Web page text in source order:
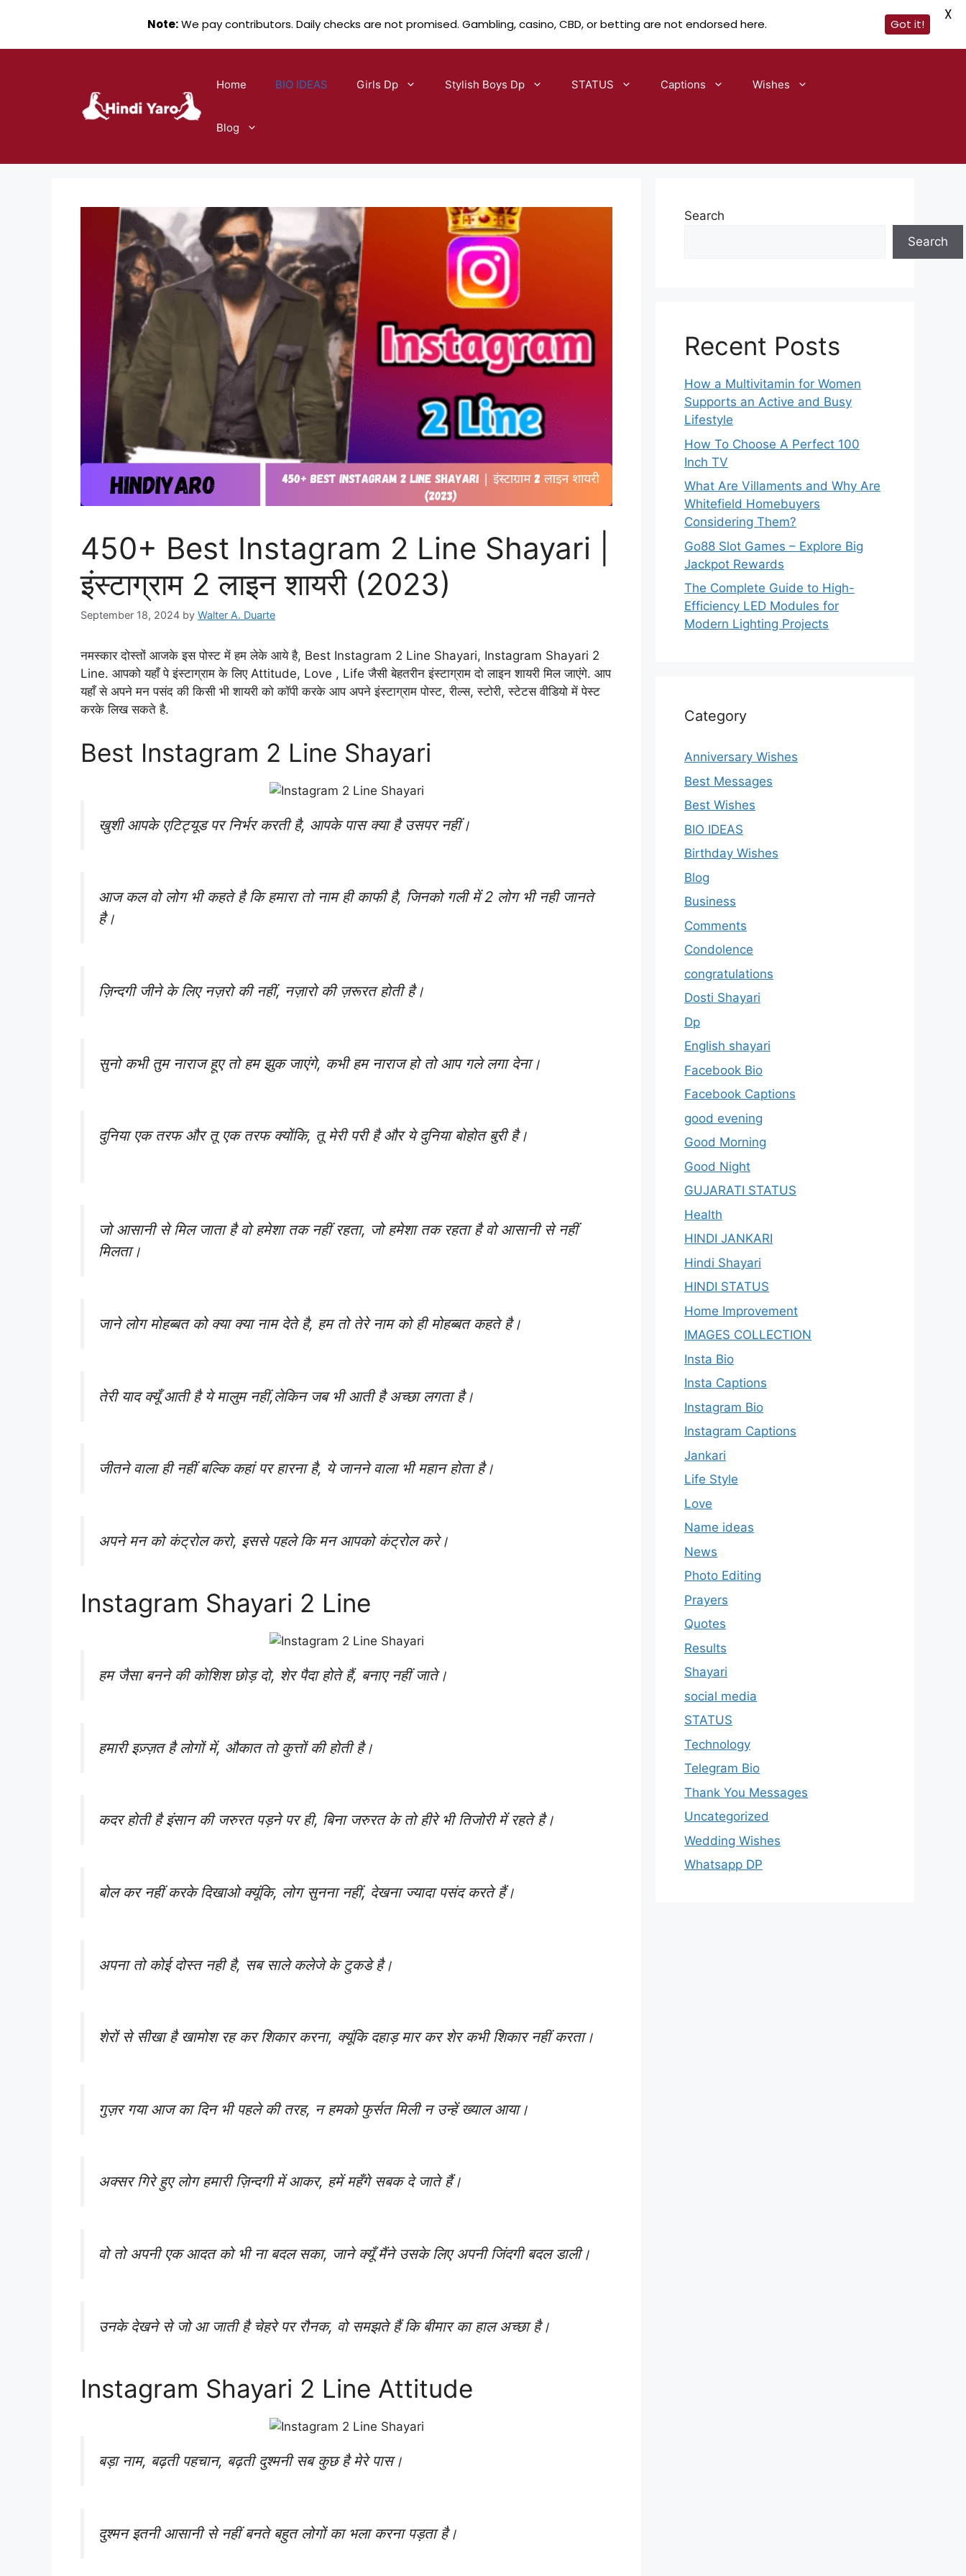
Home BIO IDEAS Girls Dp Stylish Boys Dp STATUS Captions Wishes
Blog
450+ Best Instagram 2 Line Shayari |
इंस्टाग्राम 2 लाइन शायरी (2023)
September 18, 2024 by Walter A. Duarte
नमस्कार दोस्तों आजके इस पोस्ट में हम लेके आये है, Best Instagram 2 Line Shayari, Instagram Shayari 2
Line. आपको यहाँ पे इंस्टाग्राम के लिए Attitude, Love , Life जैसी बेहतरीन इंस्टाग्राम दो लाइन शायरी मिल जाएंगे. आप
यहाँ से अपने मन पसंद की किसी भी शायरी को कॉपी करके आप अपने इंस्टाग्राम पोस्ट, रील्स, स्टोरी, स्टेटस वीडियो में पेस्ट
करके लिख सकते है.
Best Instagram 2 Line Shayari
खुशी आपके एटिट्यूड पर निर्भर करती है, आपके पास क्या है उसपर नहीं।
आज कल वो लोग भी कहते है कि हमारा तो नाम ही काफी है, जिनको गली में 2 लोग भी नही जानते
है।
ज़िन्दगी जीने के लिए नज़रो की नहीं, नज़ारो की ज़रूरत होती है।
सुनो कभी तुम नाराज हूए तो हम झुक जाएंगे, कभी हम नाराज हो तो आप गले लगा देना।
दुनिया एक तरफ और तू एक तरफ क्योंकि, तू मेरी परी है और ये दुनिया बोहोत बुरी है।
जो आसानी से मिल जाता है वो हमेशा तक नहीं रहता, जो हमेशा तक रहता है वो आसानी से नहीं
मिलता।
जाने लोग मोहब्बत को क्या क्या नाम देते है, हम तो तेरे नाम को ही मोहब्बत कहते है।
तेरी याद क्यूँ आती है ये मालुम नहीं,लेकिन जब भी आती है अच्छा लगता है।
जीतने वाला ही नहीं बल्कि कहां पर हारना है, ये जानने वाला भी महान होता है।
अपने मन को कंट्रोल करो, इससे पहले कि मन आपको कंट्रोल करे।
Instagram Shayari 2 Line
हम जैसा बनने की कोशिश छोड़ दो, शेर पैदा होते हैं, बनाए नहीं जाते।
हमारी इज़्ज़त है लोगों में, औकात तो कुत्तों की होती है।
कदर होती है इंसान की जरुरत पड़ने पर ही, बिना जरुरत के तो हीरे भी तिजोरी में रहते है।
बोल कर नहीं करके दिखाओ क्यूंकि, लोग सुनना नहीं, देखना ज्यादा पसंद करते हैं।
अपना तो कोई दोस्त नही है, सब साले कलेजे के टुकडे है।
शेरों से सीखा है खामोश रह कर शिकार करना, क्यूंकि दहाड़ मार कर शेर कभी शिकार नहीं करता।
गुज़र गया आज का दिन भी पहले की तरह, न हमको फुर्सत मिली न उन्हें ख्याल आया।
अक्सर गिरे हुए लोग हमारी ज़िन्दगी में आकर, हमें महँगे सबक दे जाते हैं।
वो तो अपनी एक आदत को भी ना बदल सका, जाने क्यूँ मैंने उसके लिए अपनी जिंदगी बदल डाली।
उनके देखने से जो आ जाती है चेहरे पर रौनक, वो समझते हैं कि बीमार का हाल अच्छा है।
Instagram Shayari 2 Line Attitude
बड़ा नाम, बढ़ती पहचान, बढ़ती दुश्मनी सब कुछ है मेरे पास।
दुश्मन इतनी आसानी से नहीं बनते बहुत लोगों का भला करना पड़ता है।
Search
Search
Recent Posts
How a Multivitamin for Women
Supports an Active and Busy
Lifestyle
How To Choose A Perfect 100
Inch TV
What Are Villaments and Why Are
Whitefield Homebuyers
Considering Them?
Go88 Slot Games – Explore Big
Jackpot Rewards
The Complete Guide to High-
Efficiency LED Modules for
Modern Lighting Projects
Category
Anniversary Wishes
Best Messages
Best Wishes
BIO IDEAS
Birthday Wishes
Blog
Business
Comments
Condolence
congratulations
Dosti Shayari
Dp
English shayari
Facebook Bio
Facebook Captions
good evening
Good Morning
Good Night
GUJARATI STATUS
Health
HINDI JANKARI
Hindi Shayari
HINDI STATUS
Home Improvement
IMAGES COLLECTION
Insta Bio
Insta Captions
Instagram Bio
Instagram Captions
Jankari
Life Style
Love
Name ideas
News
Photo Editing
Prayers
Quotes
Results
Shayari
social media
STATUS
Technology
Telegram Bio
Thank You Messages
Uncategorized
Wedding Wishes
Whatsapp DP
Note:We pay contributors. Daily checks are not promised. Gambling, casino, CBD, or betting are not endorsed here. Got it!
X